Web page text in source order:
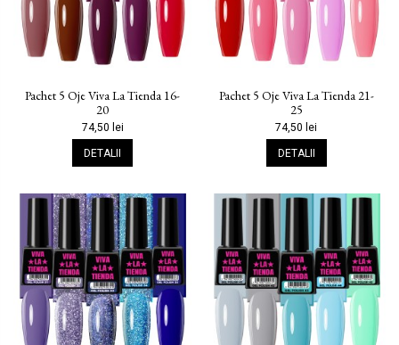
Pachet 5 Oje Viva La Tienda 16-
20
74,50 lei
DETALII
Pachet 5 Oje Viva La Tienda 21-
25
74,50 lei
DETALII